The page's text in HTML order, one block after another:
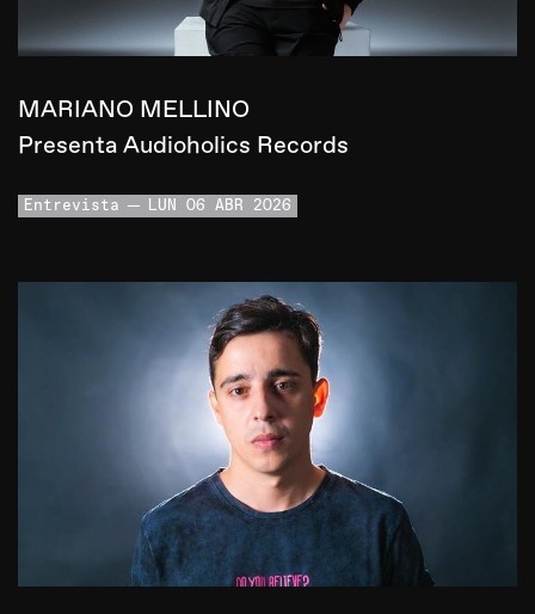
MARIANO MELLINO
Presenta Audioholics Records
Entrevista LUN 06 ABR 2026